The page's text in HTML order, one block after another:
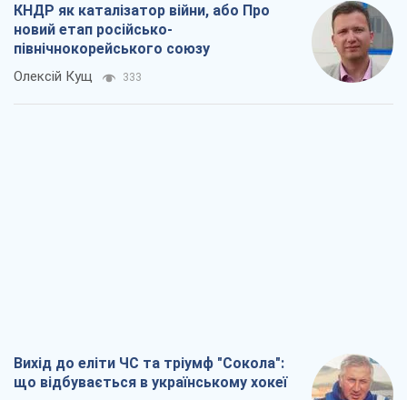
КНДР як каталізатор війни, або Про
новий етап російсько-
північнокорейського союзу
Олексій Кущ 333
Вихід до еліти ЧС та тріумф "Сокола":
що відбувається в українському хокеї